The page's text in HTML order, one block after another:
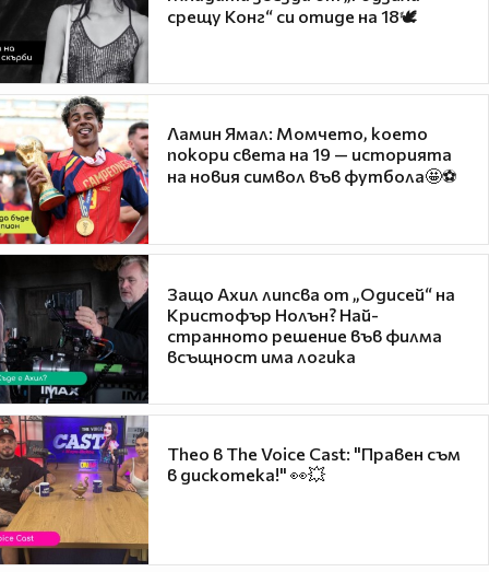
срещу Конг“ си отиде на 18🕊️
Ламин Ямал: Момчето, което
покори света на 19 — историята
на новия символ във футбола🤩⚽
Защо Ахил липсва от „Одисей“ на
Кристофър Нолън? Най-
странното решение във филма
всъщност има логика
Theo в The Voice Cast: "Правен съм
в дискотека!" 👀💥